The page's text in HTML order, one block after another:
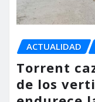
ACTUALIDAD
Torrent
de los